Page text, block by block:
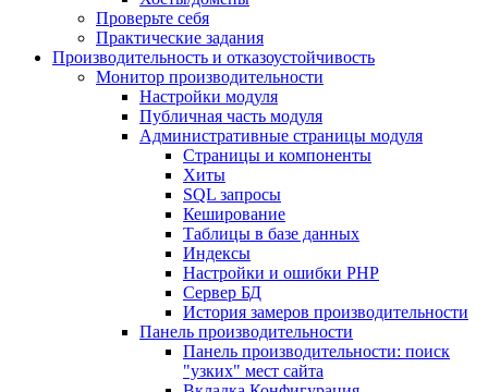
Проверьте себя
Практические задания
Производительность и отказоустойчивость
Монитор производительности
Настройки модуля
Публичная часть модуля
Административные страницы модуля
Страницы и компоненты
Хиты
SQL запросы
Кеширование
Таблицы в базе данных
Индексы
Настройки и ошибки PHP
Сервер БД
История замеров производительности
Панель производительности
Панель производительности: поиск
"узких" мест сайта